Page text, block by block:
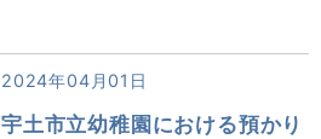
2024年04月01日
宇土市立幼稚園における預かり